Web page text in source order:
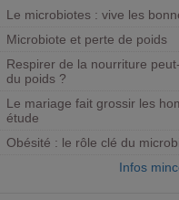
Le microbiotes : vive les
Microbiote et perte de poids
Respirer de la nourriture
du poids ?
Le mariage fait grossir les
étude
Obésité : le rôle clé du
Infos